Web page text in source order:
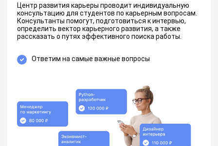
Центр развития карьеры проводит индивидуальную
консультацию для студентов по карьерным вопросам.
Консультанты помогут, подготовиться к интервью,
определить вектор карьерного развития, а также
рассказать о путях эффективного поиска работы.
Ответим на самые важные вопросы